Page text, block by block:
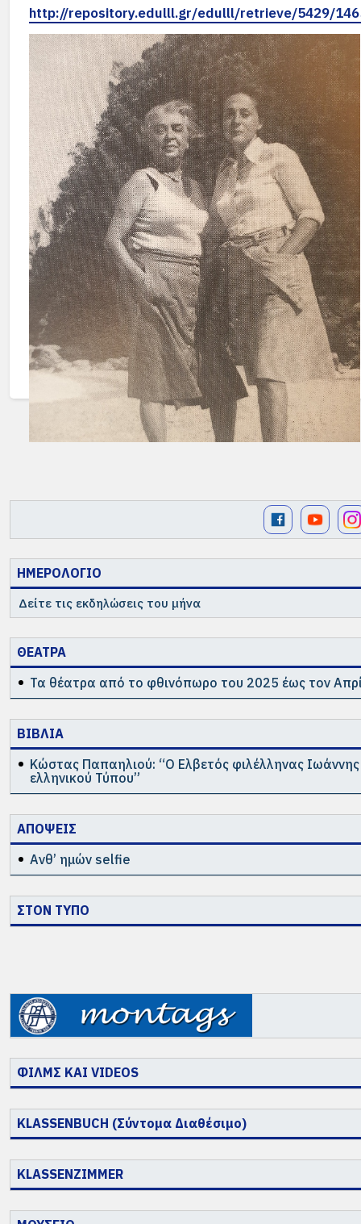
ΗΜΕΡΟΛΟΓΙΟ
Δείτε τις εκδηλώσεις του μήνα
ΘΕΑΤΡΑ
Τα θέατρα από το φθινόπωρο του 2025 έως τον
ΒΙΒΛΙΑ
Κώστας Παπαηλιού: “Ο Ελβετός φιλέλληνας
ελληνικού Τύπου”
ΑΠΟΨΕΙΣ
Ανθ’ ημών selfie
ΣΤΟΝ ΤΥΠΟ
http://repository.edulll.gr/edulll/retrieve/5429/
ΦΙΛΜΣ ΚΑΙ VIDEOS
KLASSENBUCH (Σύντομα Διαθέσιμο)
KLASSENZIMMER